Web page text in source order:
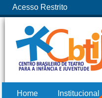
Acesso Restrito
Home Institucional